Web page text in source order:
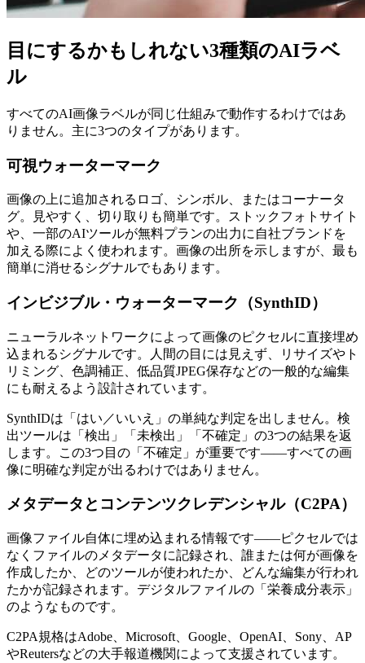
目にするかもしれない3種類のAIラベ
ル
すべてのAI画像ラベルが同じ仕組みで動作するわけではあ
りません。主に3つのタイプがあります。
可視ウォーターマーク
画像の上に追加されるロゴ、シンボル、またはコーナータ
グ。見やすく、切り取りも簡単です。ストックフォトサイト
や、一部のAIツールが無料プランの出力に自社ブランドを
加える際によく使われます。画像の出所を示しますが、最も
簡単に消せるシグナルでもあります。
インビジブル・ウォーターマーク（SynthID）
ニューラルネットワークによって画像のピクセルに直接埋め
込まれるシグナルです。人間の目には見えず、リサイズやト
リミング、色調補正、低品質JPEG保存などの一般的な編集
にも耐えるよう設計されています。
SynthIDは「はい／いいえ」の単純な判定を出しません。検
出ツールは「検出」「未検出」「不確定」の3つの結果を返
します。この3つ目の「不確定」が重要です——すべての画
像に明確な判定が出るわけではありません。
メタデータとコンテンツクレデンシャル（C2PA）
画像ファイル自体に埋め込まれる情報です——ピクセルでは
なくファイルのメタデータに記録され、誰または何が画像を
作成したか、どのツールが使われたか、どんな編集が行われ
たかが記録されます。デジタルファイルの「栄養成分表示」
のようなものです。
C2PA規格はAdobe、Microsoft、Google、OpenAI、Sony、AP
やReutersなどの大手報道機関によって支援されています。